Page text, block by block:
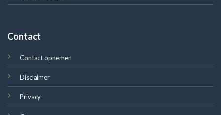
Contact
Contact opnemen
Disclaimer
Privacy